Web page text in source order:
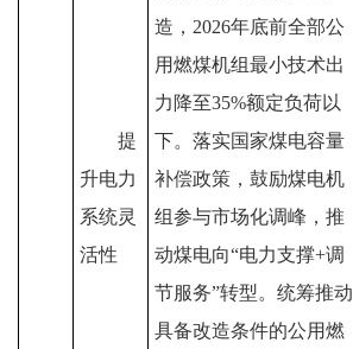
提
升电力
系统灵
活性
造 ， 2026年底前全部公
用燃煤机组最小技术出
力降至35%额定负荷以
下。落实国家煤电容量
补偿政策，鼓励煤电机
组参与市场化调峰，推
动煤电向“电力支撑+调
节服务”转型。统筹推动
具备改造条件的公用燃